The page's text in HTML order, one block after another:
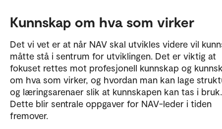
Kunnskap om hva som virker
Det vi vet er at når NAV skal utvikles videre vil
måtte stå i sentrum for utviklingen. Det er viktig at
fokuset rettes mot profesjonell kunnskap og
om hva som virker, og hvordan man kan lage
og læringsarenaer slik at kunnskapen kan tas i bruk.
Dette blir sentrale oppgaver for NAV-leder i tiden
fremover.